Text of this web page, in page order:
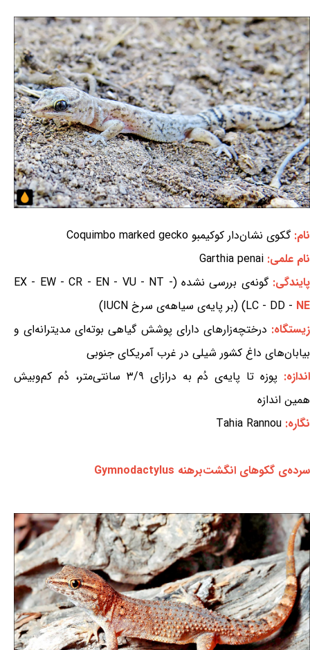
نام:گکوی نشان‌دار کوکیمبو Coquimbo marked gecko
نام علمی: Garthia penai
پایندگی:
گونه‌ی بررسی نشده (EX - EW - CR - EN - VU - NT -
LC - DD - NE
) (بر پایه‌ی سیاهه‌ی سرخ IUCN)
زیستگاه: درختچه‌زارهای دارای پوشش گیاهی بوته‌ای مدیترانه‌ای و
بیابان‌های داغ کشور شیلی در غرب آمریکای جنوبی
اندازه:
پوزه تا پایه‌ی دُم به درازای ۳/۹ سانتی‌متر، دُم کم‌وبیش
همین اندازه
نگاره: Tahia Rannou
سرده‌ی گکوهای انگشت‌برهنه Gymnodactylus